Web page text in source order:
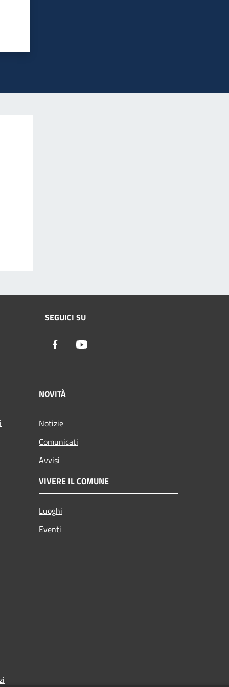
SEGUICI SU
Facebook
NOVITÀ
Notizie
Comunicati
Avvisi
VIVERE IL COMUNE
Luoghi
Eventi